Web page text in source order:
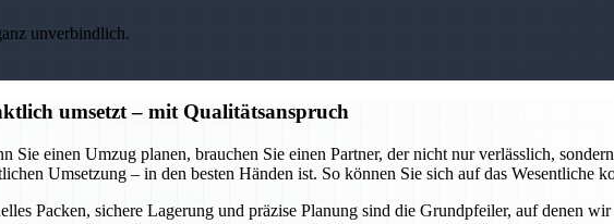
unverbindlich.
umsetzt – mit Qualitätsanspruch
einen Umzug planen, brauchen Sie einen Partner, der nicht nur verlässlich,
Umsetzung – in den besten Händen ist. So können Sie sich auf das Wesentliche
Packen, sichere Lagerung und präzise Planung sind die Grundpfeiler, auf denen